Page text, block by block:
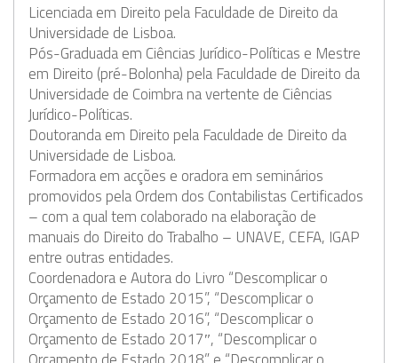
Licenciada em Direito pela Faculdade de Direito da
Universidade de Lisboa.
Pós-Graduada em Ciências Jurídico-Políticas e Mestre
em Direito (pré-Bolonha) pela Faculdade de Direito da
Universidade de Coimbra na vertente de Ciências
Jurídico-Políticas.
Doutoranda em Direito pela Faculdade de Direito da
Universidade de Lisboa.
Formadora em acções e oradora em seminários
promovidos pela Ordem dos Contabilistas Certificados
– com a qual tem colaborado na elaboração de
manuais do Direito do Trabalho – UNAVE, CEFA, IGAP
entre outras entidades.
Coordenadora e Autora do Livro “Descomplicar o
Orçamento de Estado 2015”, “Descomplicar o
Orçamento de Estado 2016”, “Descomplicar o
Orçamento de Estado 2017″, “Descomplicar o